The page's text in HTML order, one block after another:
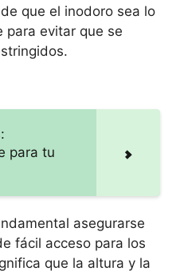
que el inodoro sea lo
para evitar que se
para tu
asegurarse
fácil acceso para los
que la altura y la